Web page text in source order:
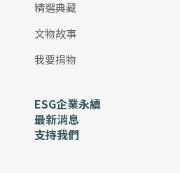
精選典藏
文物故事
我要捐物
ESG企業永續
最新消息
支持我們